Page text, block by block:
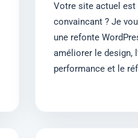
Votre site actuel est
convaincant ? Je
une refonte
améliorer le design,
performance et le